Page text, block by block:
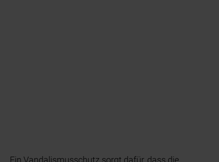
Ein Vandalismusschutz sorgt dafür, dass die